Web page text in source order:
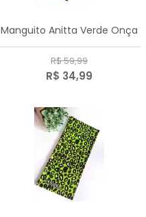
Manguito Anitta Verde Onça
R$ 59,99
R$ 34,99